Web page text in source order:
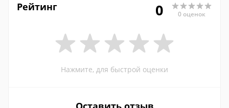
Рейтинг 0 0 оценок
Нажмите, для быстрой оценки